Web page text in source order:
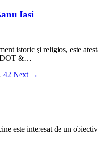
Iasi
istoric şi religios, este
&…
42 Next →
este interesat de un